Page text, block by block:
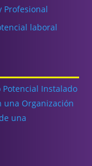
Profesional
laboral
Instalado
una Organización
una